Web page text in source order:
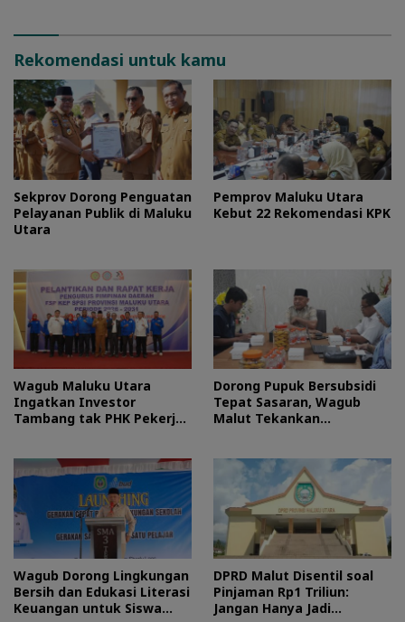
Rekomendasi untuk kamu
Sekprov Dorong Penguatan
Pelayanan Publik di Maluku
Utara
Pemprov Maluku Utara
Kebut 22 Rekomendasi KPK
Wagub Maluku Utara
Ingatkan Investor
Tambang tak PHK Pekerja
Dorong Pupuk Bersubsidi
Tepat Sasaran, Wagub
Malut Tekankan
Wagub Dorong Lingkungan
Bersih dan Edukasi Literasi
Keuangan untuk Siswa
DPRD Malut Disentil soal
Pinjaman Rp1 Triliun:
Jangan Hanya Jadi